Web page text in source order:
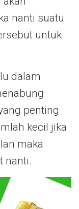
nanti suatu
untuk
dalam
penting
kecil jika
maka
nanti.